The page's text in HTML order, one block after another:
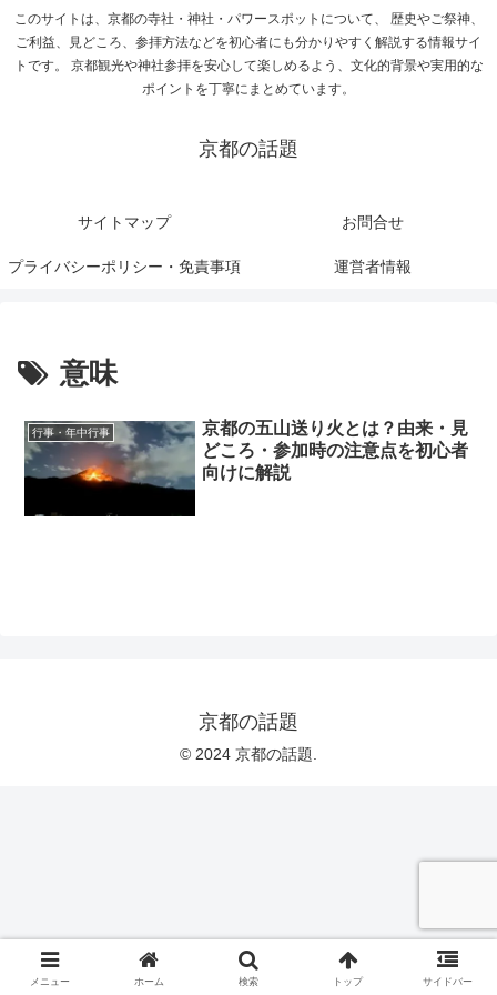
このサイトは、京都の寺社・神社・パワースポットについて、 歴史やご祭神、
ご利益、見どころ、参拝方法などを初心者にも分かりやすく解説する情報サイ
トです。 京都観光や神社参拝を安心して楽しめるよう、文化的背景や実用的な
ポイントを丁寧にまとめています。
京都の話題
サイトマップ お問合せ
プライバシーポリシー・免責事項 運営者情報
意味
行事・年中行事
京都の五山送り火とは？由来・見
どころ・参加時の注意点を初心者
向けに解説
京都の話題
© 2024 京都の話題.
メニュー ホーム 検索 トップ サイドバー